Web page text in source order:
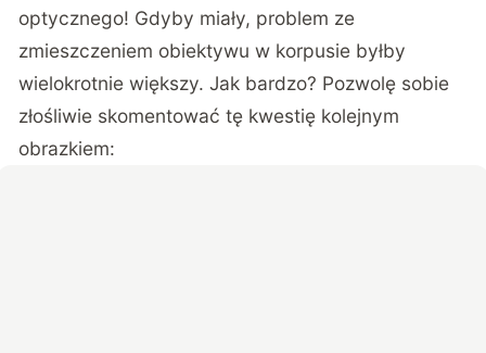
optycznego! Gdyby miały, problem ze
zmieszczeniem obiektywu w korpusie byłby
wielokrotnie większy. Jak bardzo? Pozwolę sobie
złośliwie skomentować tę kwestię kolejnym
obrazkiem: